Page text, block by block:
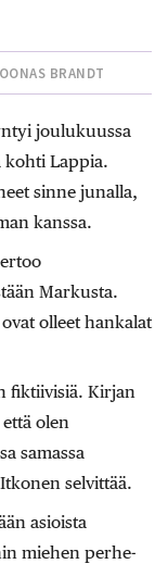
BRANDT
joulukuussa
kohti Lappia.
sinne junalla,
kanssa.
Markusta.
olleet hankalat
fiktiivisiä. Kirjan
olen
samassa
selvittää.
asioista
miehen perhe-